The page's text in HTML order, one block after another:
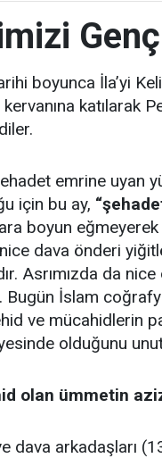
boyunca İla’yi
katılarak
emrine uyan
için bu ay,
boyun
dava önderi
Asrımızda da
Bugün İslam
ve mücahidlerin
olduğunu
olan ümmetin
dava arkadaşları